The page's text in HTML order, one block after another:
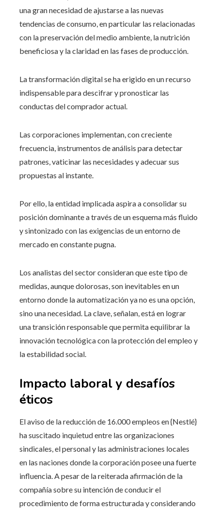
una gran necesidad de ajustarse a las nuevas
tendencias de consumo, en particular las relacionadas
con la preservación del medio ambiente, la nutrición
beneficiosa y la claridad en las fases de producción.
La transformación digital se ha erigido en un recurso
indispensable para descifrar y pronosticar las
conductas del comprador actual.
Las corporaciones implementan, con creciente
frecuencia, instrumentos de análisis para detectar
patrones, vaticinar las necesidades y adecuar sus
propuestas al instante.
Por ello, la entidad implicada aspira a consolidar su
posición dominante a través de un esquema más fluido
y sintonizado con las exigencias de un entorno de
mercado en constante pugna.
Los analistas del sector consideran que este tipo de
medidas, aunque dolorosas, son inevitables en un
entorno donde la automatización ya no es una opción,
sino una necesidad. La clave, señalan, está en lograr
una transición responsable que permita equilibrar la
innovación tecnológica con la protección del empleo y
la estabilidad social.
Impacto laboral y desafíos
éticos
El aviso de la reducción de 16.000 empleos en {Nestlé}
ha suscitado inquietud entre las organizaciones
sindicales, el personal y las administraciones locales
en las naciones donde la corporación posee una fuerte
influencia. A pesar de la reiterada afirmación de la
compañía sobre su intención de conducir el
procedimiento de forma estructurada y considerando